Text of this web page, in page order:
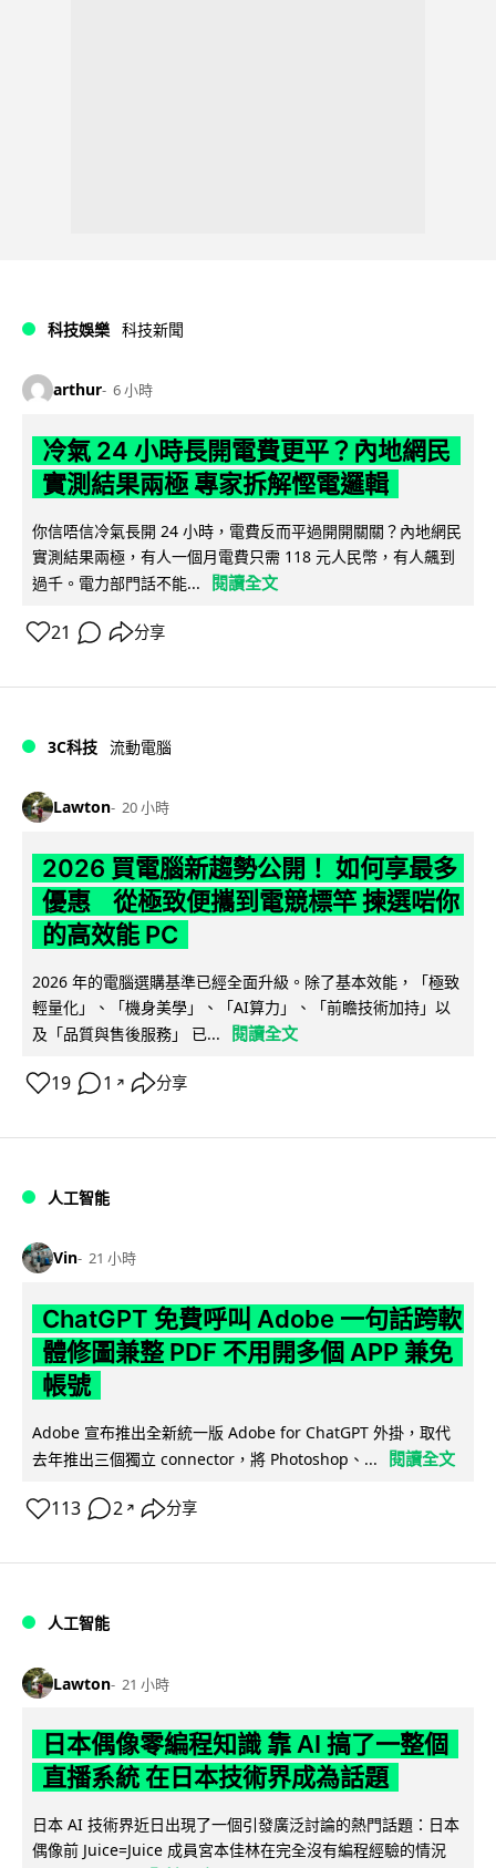
科技娛樂 科技新聞
arthur 6 小時
冷氣 24 小時長開電費更平？內地網民
實測結果兩極 專家拆解慳電邏輯
你信唔信冷氣長開 24 小時，電費反而平過開開關關？內地網民
實測結果兩極，有人一個月電費只需 118 元人民幣，有人飆到
過千。電力部門話不能...
閱讀全文
21 分享
3C科技 流動電腦
Lawton 20 小時
2026 買電腦新趨勢公開！ 如何享最多
優惠 從極致便攜到電競標竿 揀選啱你
的高效能 PC
2026 年的電腦選購基準已經全面升級。除了基本效能，「極致
輕量化」、「機身美學」、「AI算力」、「前瞻技術加持」以
及「品質與售後服務」 已...
閱讀全文
19 1 ↗ 分享
人工智能
Vin 21 小時
ChatGPT 免費呼叫 Adobe 一句話跨軟
體修圖兼整 PDF 不用開多個 APP 兼免
帳號
Adobe 宣布推出全新統一版 Adobe for ChatGPT 外掛，取代
去年推出三個獨立 connector，將 Photoshop、...
閱讀全文
113 2 ↗ 分享
人工智能
Lawton 21 小時
日本偶像零編程知識 靠 AI 搞了一整個
直播系統 在日本技術界成為話題
日本 AI 技術界近日出現了一個引發廣泛討論的熱門話題：日本
偶像前 Juice=Juice 成員宮本佳林在完全沒有編程經驗的情況